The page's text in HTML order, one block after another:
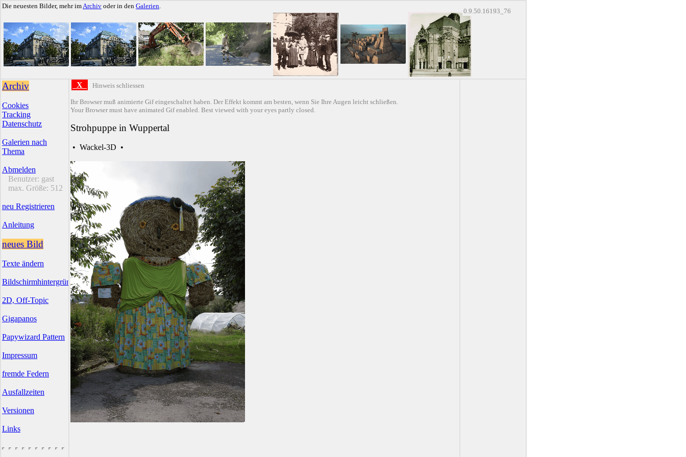
Die neuesten Bilder, mehr imArchiv oder in den Galerien.
0.9.50.16193_76
Archiv
Cookies
Tracking
Datenschutz
Galerien nach
Thema
Abmelden
Benutzer: gast
max. Größe: 512
neu Registrieren
Anleitung
neues Bild
Texte ändern
Bildschirmhintergründe
2D, Off-Topic
Gigapanos
Papywizard Pattern
Impressum
fremde Federn
Ausfallzeiten
Versionen
Links
X Hinweis schliessen
Ihr Browser muß animierte Gif eingeschaltet haben. Der Effekt kommt am besten, wenn Sie Ihre Augen leicht schließen.
Your Browser must have animated Gif enabled. Best viewed with your eyes partly closed.
Strohpuppe in Wuppertal
• Wackel-3D •